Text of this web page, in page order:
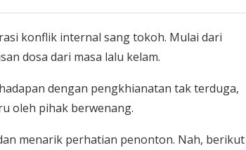
konflik internal sang tokoh. Mulai dari
dosa dari masa lalu kelam.
dengan pengkhianatan tak terduga,
oleh pihak berwenang.
menarik perhatian penonton. Nah, berikut